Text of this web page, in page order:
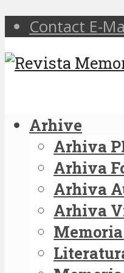
Contact E-
Arhive
Arhiva
Arhiva
Arhiva
Arhiva